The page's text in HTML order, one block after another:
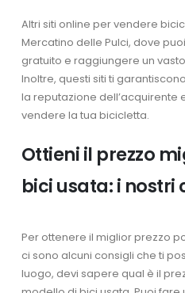
Altri siti online per vendere
Mercatino delle Pulci, dove
gratuito e raggiungere un
Inoltre, questi siti ti
la reputazione dell’acquirente
vendere la tua bicicletta.
Ottieni il prezzo
bici usata: i nostri
Per ottenere il miglior prezzo
ci sono alcuni consigli che ti
luogo, devi sapere qual è il